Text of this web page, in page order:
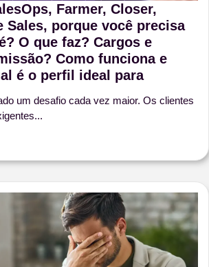
Farmer, Closer,
Sales, porque você precisa
O que faz? Cargos e
Como funciona e
é o perfil ideal para
um desafio cada vez maior. Os clientes